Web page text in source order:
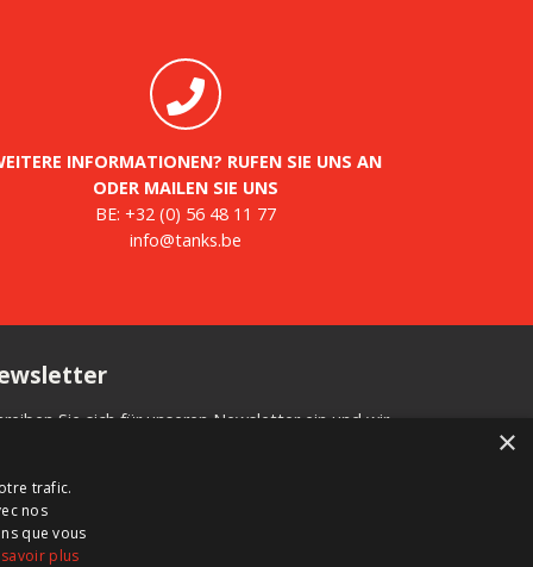
INFORMATIONEN? RUFEN SIE UNS AN
ODER MAILEN SIE UNS
BE: +32 (0) 56 48 11 77
info@tanks.be
Sie sich für unseren Newsletter ein und wir
×
trafic.
nos
que vous
savoir plus